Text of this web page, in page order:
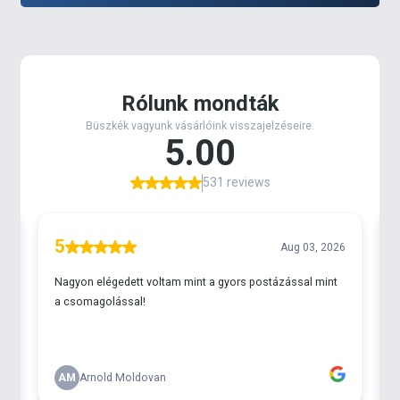
ellenére is rendkívül acélos, remek hegytartó
képességű és nagyon masszív. A Pellet Carp névre
keresztelt, továbbfejlesztett változat legfőbb
különbsége, hogy füles. Miért cseréltük le a lapkát
egy fülre? Mert így sokkal könnyebben köthető a
fűzött, hajszálelőkén felkínált csalikhoz is. Mert
könnyű, nagyon jól akadó horog, az egyik legjobb a
finom pontyhorgászathoz a fűzött csalik
legyen. Ez mostantól már lehet probléma a füles
változatnak köszönhetően. Kis mérete ellenére